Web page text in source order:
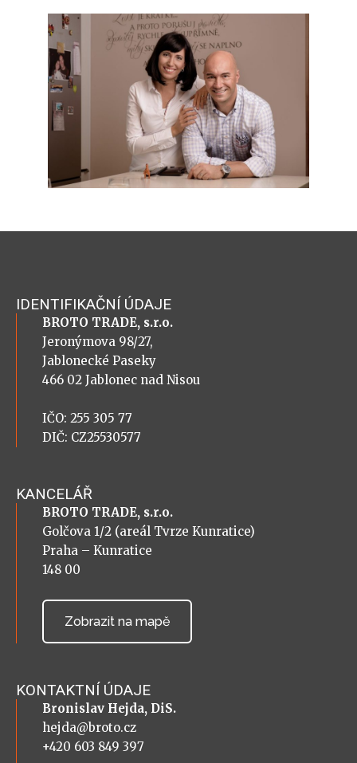
IDENTIFIKAČNÍ ÚDAJE
BROTO TRADE, s.r.o.
Jeronýmova 98/27,
Jablonecké Paseky
466 02 Jablonec nad Nisou
IČO: 255 305 77
DIČ: CZ25530577
KANCELÁŘ
BROTO TRADE, s.r.o.
Golčova 1/2 (areál Tvrze Kunratice)
Praha – Kunratice
148 00
Zobrazit na mapě
KONTAKTNÍ ÚDAJE
Bronislav Hejda, DiS.
hejda@broto.cz
+420 603 849 397